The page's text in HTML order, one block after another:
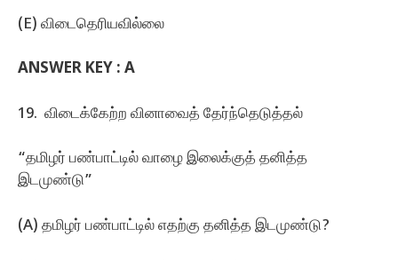
(E) விடைதெரியவில்லை
ANSWER KEY : A
19. விடைக்கேற்ற வினாவைத்‌ தேர்ந்தெடுத்தல்‌
“தமிழர்‌ பண்பாட்டில்‌ வாழை இலைக்குத்‌ தனித்த
இடமுண்டு”
(A) தமிழர் ‌பண்பாட்டில்‌ எதற்கு தனித்த இடமுண்டு?